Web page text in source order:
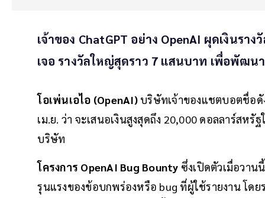
เจ้าของ ChatGPT อย่าง OpenAI ผุดเงินร
เจอ รางวัลใหญ่สุดราว 7 แสนบาท เพื่อพัฒ
โอเพ่นเอไอ (OpenAI)บริษัทเจ้าของแชตบอตชื่อดั
เม.ย. ว่า จะเสนอเงินสูงสุดถึง 20,000 ดอลลาร์ส
บริษัท
โครงการ OpenAI Bug Bounty ซึ่งเปิดตัวเมื่อวาน
รุนแรงของข้อบกพร่องหรือ bug ที่ผู้ใช้รายงาน โด